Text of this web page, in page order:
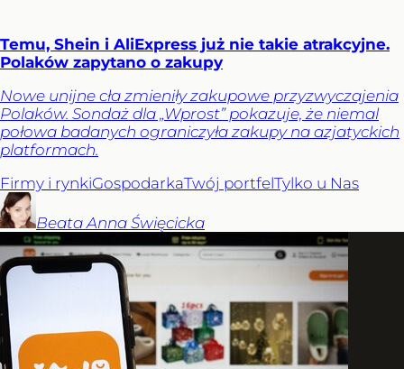
Temu, Shein i AliExpress już nie takie atrakcyjne.
Polaków zapytano o zakupy
Nowe unijne cła zmieniły zakupowe przyzwyczajenia
Polaków. Sondaż dla „Wprost” pokazuje, że niemal
połowa badanych ograniczyła zakupy na azjatyckich
platformach.
Firmy i rynkiGospodarkaTwój portfelTylko u Nas
Beata Anna Święcicka